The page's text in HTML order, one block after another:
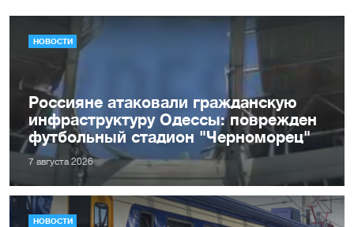
НОВОСТИ
Россияне атаковали гражданскую
инфраструктуру Одессы: поврежден
футбольный стадион "Черноморец"
7 августа 2026
НОВОСТИ